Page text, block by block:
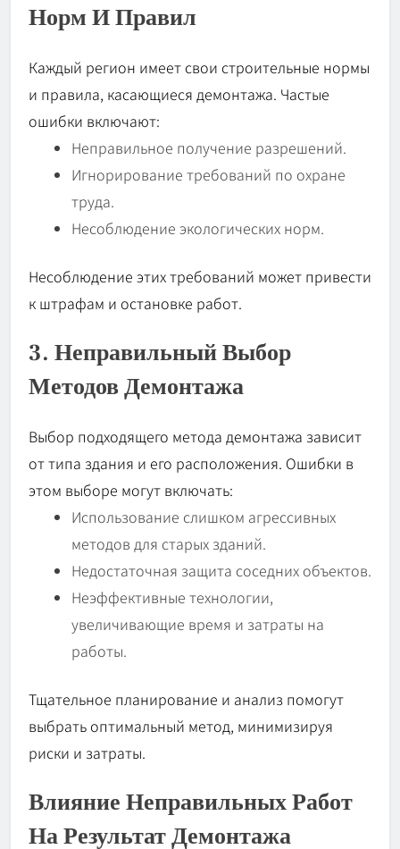
Норм И Правил
Каждый регион имеет свои строительные нормы
и правила, касающиеся демонтажа. Частые
ошибки включают:
Неправильное получение разрешений.
Игнорирование требований по охране
труда.
Несоблюдение экологических норм.
Несоблюдение этих требований может привести
к штрафам и остановке работ.
3. Неправильный Выбор
Методов Демонтажа
Выбор подходящего метода демонтажа зависит
от типа здания и его расположения. Ошибки в
этом выборе могут включать:
Использование слишком агрессивных
методов для старых зданий.
Недостаточная защита соседних объектов.
Неэффективные технологии,
увеличивающие время и затраты на
работы.
Тщательное планирование и анализ помогут
выбрать оптимальный метод, минимизируя
риски и затраты.
Влияние Неправильных Работ
На Результат Демонтажа